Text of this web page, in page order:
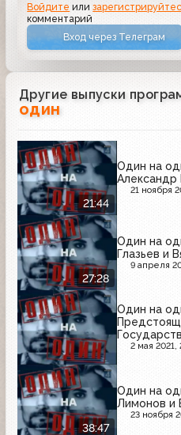
Войдите или
комментарий
Вход через Телеграм
Другие выпуски
один
21:44
Один на
21 ноября
27:28
Один на
Глазьев и
9 апреля
Один на
2 мая 2021,
38:47
Один на
Лимонов и
23 ноября